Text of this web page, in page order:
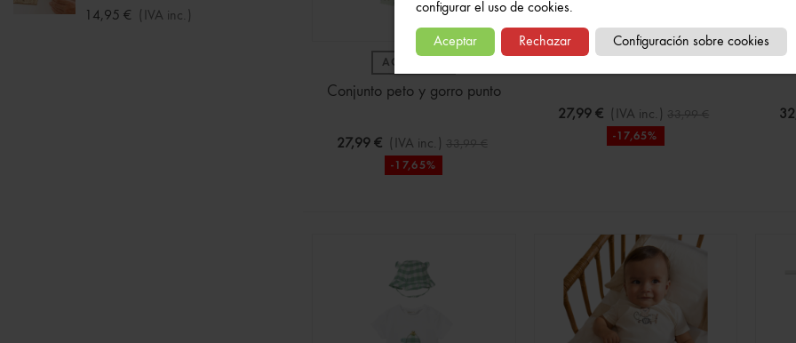
configurar el uso de cookies.
Aceptar Rechazar Configuración sobre cookies
14,95 € (IVA inc.)
AGOTADO
Conjunto peto y gorro punto
27,99 € (IVA inc.) 33,99 €
-17,65%
27,99 € (IVA inc.) 33,99 €
-17,65%